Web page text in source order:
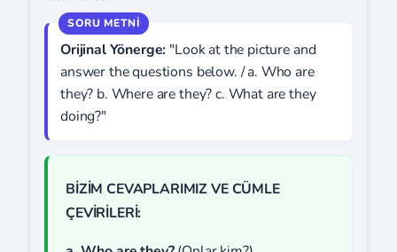
Orijinal Yönerge: "Look at the picture and
answer the questions below. / a. Who are
they? b. Where are they? c. What are they
doing?"
BİZİM CEVAPLARIMIZ VE CÜMLE
ÇEVİRİLERİ: